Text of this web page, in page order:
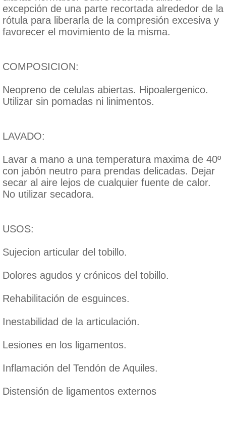
excepción de una parte recortada alrededor de la
rótula para liberarla de la compresión excesiva y
favorecer el movimiento de la misma.
COMPOSICION:
Neopreno de celulas abiertas. Hipoalergenico.
Utilizar sin pomadas ni linimentos.
LAVADO:
Lavar a mano a una temperatura maxima de 40º
con jabón neutro para prendas delicadas. Dejar
secar al aire lejos de cualquier fuente de calor.
No utilizar secadora.
USOS:
Sujecion articular del tobillo.
Dolores agudos y crónicos del tobillo.
Rehabilitación de esguinces.
Inestabilidad de la articulación.
Lesiones en los ligamentos.
Inflamación del Tendón de Aquiles.
Distensión de ligamentos externos